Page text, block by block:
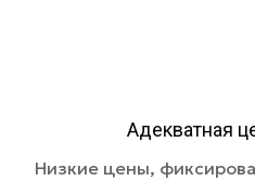
Адекватная
Низкие цены,